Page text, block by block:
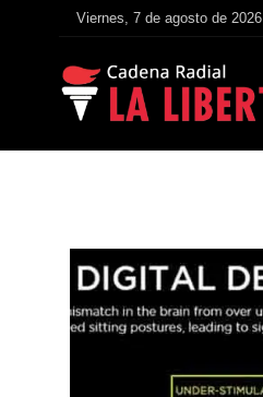
Viernes, 7 de agosto de 2026